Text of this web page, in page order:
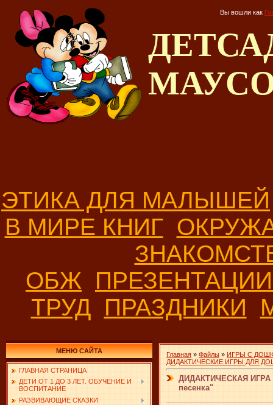
Вы вошли как
ЭТИКА ДЛЯ МАЛЫШЕЙ
В МИРЕ КНИГ
ОБЖ
ТРУД ПРАЗДНИКИ
МЕНЮ САЙТА
ГЛАВНАЯ СТРАНИЦА
ДЕТИ ОТ 1 ДО 3 ЛЕТ. ОБУЧЕНИЕ И
ВОСПИТАНИЕ
РАЗВИВАЮЩИЕ СКАЗКИ
Главная » Файлы » ИГРЫ С
ДИДАКТИЧЕСКИЕ ИГРЫ ДЛЯ
ДИДАКТИЧЕСКАЯ
песенка"